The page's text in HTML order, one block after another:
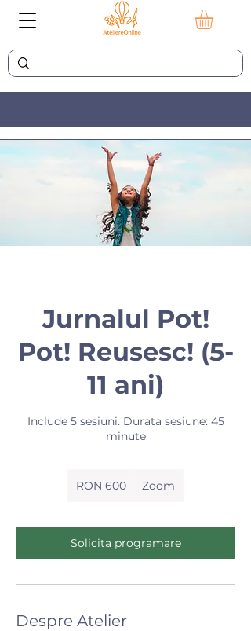
Jurnalul Pot!
Pot! Reusesc! (5-
11 ani)
Include 5 sesiuni. Durata sesiune: 45
minute
Romanian
RON 600 Zoom
Solicita programare
Despre Atelier